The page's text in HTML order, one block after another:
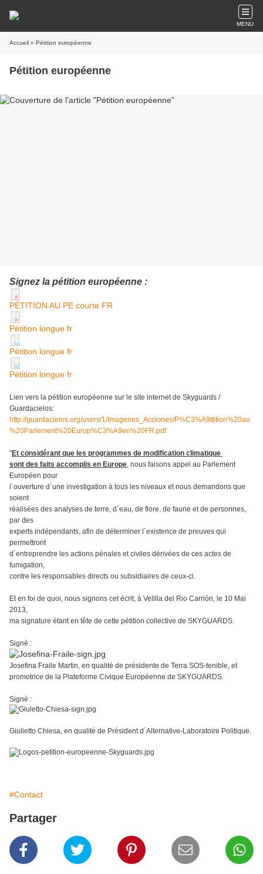
MENU
Accueil » Pétition européenne
Pétition européenne
Signez la pétition européenne :
PÉTITION AU PE courte FR
Pétition longue fr
Pétition longue fr
Pétition longue fr
Lien vers la pétition européenne sur le site internet de Skyguards /
Guardacielos:
http://guardacielos.org/users/1/Imagenes_Acciones/P%C3%A9ttition%20au
%20Parlement%20Europ%C3%A9en%20FR.pdf
"Et considérant que les programmes de modification climatique
sont des faits accomplis en Europe, nous faisons appel au Parlement
Européen pour
l´ouverture d´une investigation à tous les niveaux et nous demandons que
soient
réalisées des analyses de terre, d´eau, de flore, de faune et de personnes,
par des
experts indépendants, afin de déterminer l´existence de preuves qui
permettront
d´entreprendre les actions pénales et civiles dérivées de ces actes de
fumigation,
contre les responsables directs ou subsidiaires de ceux-ci.
Et en foi de quoi, nous signons cet écrit, à Velilla del Rio Carrión, le 10 Mai
2013,
ma signature étant en tête de cette pétition collective de SKYGUARDS.
Signé :
Josefina Fraile Martin, en qualité de présidente de Terra SOS-tenible, et
promotrice de la Plateforme Civique Européenne de SKYGUARDS.
Signé :
Giulietto Chiesa, en qualité de Président d´Alternative-Laboratoire Politique.
#Contact
Partager